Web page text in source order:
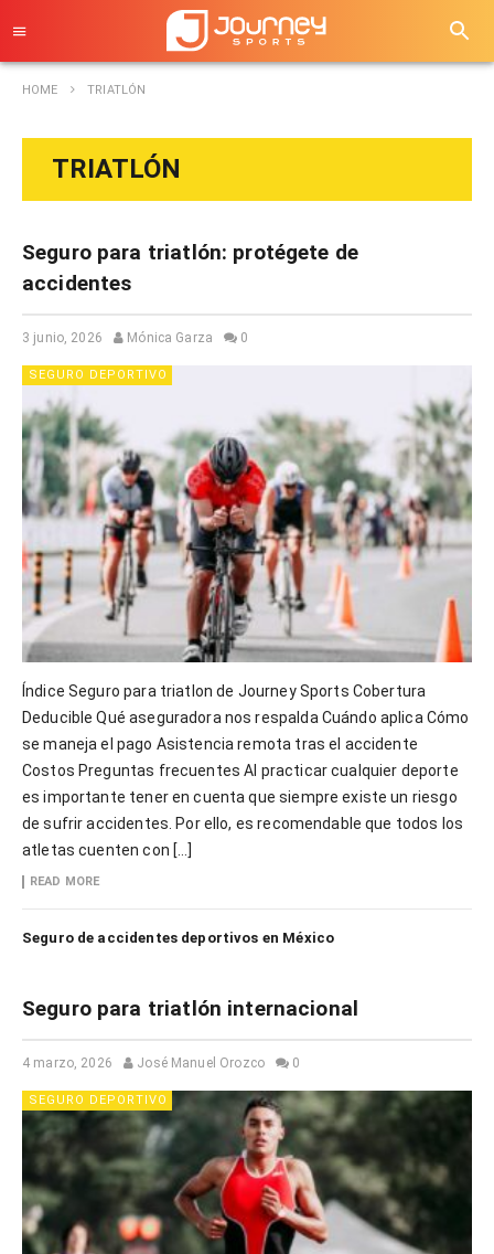
HOME TRIATLÓN
TRIATLÓN
Seguro para triatlón: protégete de
accidentes
3 junio, 2026 Mónica Garza 0
SEGURO DEPORTIVO
Índice Seguro para triatlon de Journey Sports Cobertura
Deducible Qué aseguradora nos respalda Cuándo aplica Cómo
se maneja el pago Asistencia remota tras el accidente
Costos Preguntas frecuentes Al practicar cualquier deporte
es importante tener en cuenta que siempre existe un riesgo
de sufrir accidentes. Por ello, es recomendable que todos los
atletas cuenten con […]
READ MORE
Seguro de accidentes deportivos en México
Seguro para triatlón internacional
4 marzo, 2026 José Manuel Orozco 0
SEGURO DEPORTIVO